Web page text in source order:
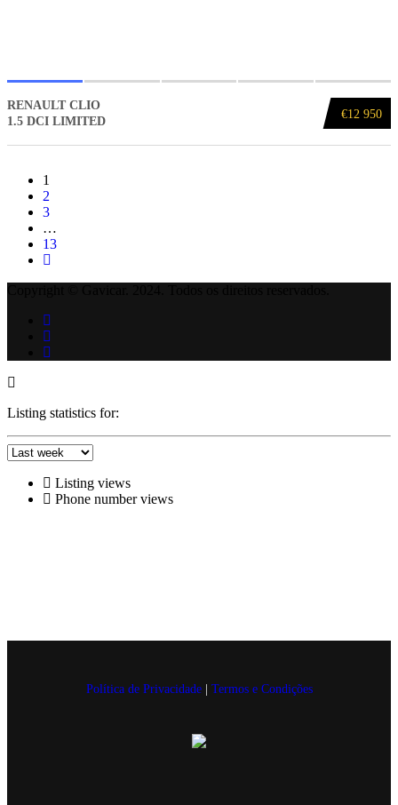
€12 950
RENAULT CLIO
1.5 DCI LIMITED
1
2
3
…
13
Listing statistics for:
Listing views
Phone number views
Política de Privacidade| Termos e Condições